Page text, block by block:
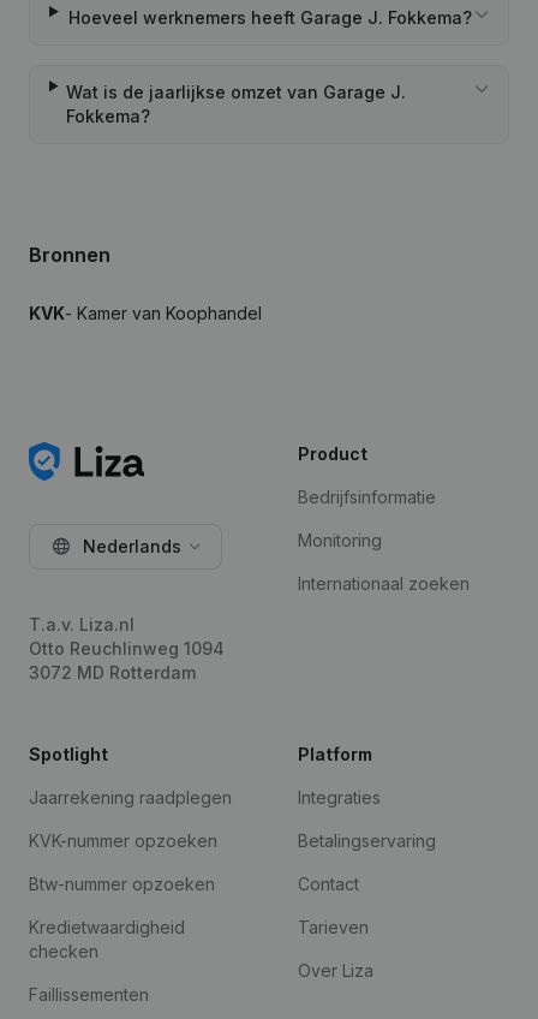
Hoeveel werknemers heeft Garage J. Fokkema?
Wat is de jaarlijkse omzet van Garage J.
Fokkema?
Bronnen
KVK- Kamer van Koophandel
Nederlands
T.a.v. Liza.nl
Otto Reuchlinweg 1094
3072 MD Rotterdam
Product
Bedrijfsinformatie
Monitoring
Internationaal zoeken
Spotlight
Jaarrekening raadplegen
KVK-nummer opzoeken
Btw-nummer opzoeken
Kredietwaardigheid
checken
Faillissementen
Platform
Integraties
Betalingservaring
Contact
Tarieven
Over Liza